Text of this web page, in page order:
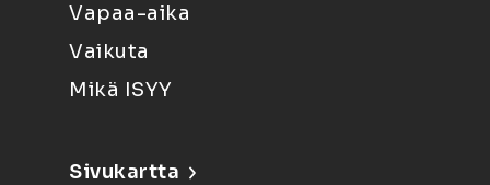
Vapaa-aika
Vaikuta
Mikä ISYY
Sivukartta